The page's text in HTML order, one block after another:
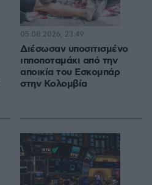
Διέσωσαν υποσιτισμένο
ιπποποταμάκι από την
αποικία του Εσκομπάρ
στην Κολομβία
05.08.2026, 23:49